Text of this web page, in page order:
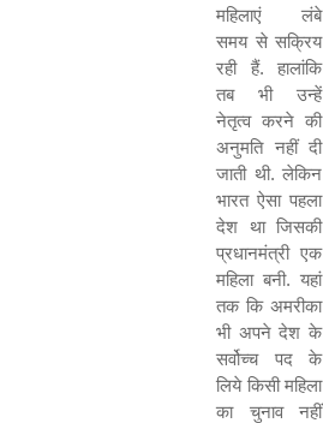
महिलाएं लंबे
समय से सक्रिय
रही हैं. हालांकि
तब भी उन्हें
नेतृत्व करने की
अनुमति नहीं दी
जाती थी. लेकिन
भारत ऐसा पहला
देश था जिसकी
प्रधानमंत्री एक
महिला बनी. यहां
तक कि अमरीका
भी अपने देश के
सर्वोच्च पद के
लिये किसी महिला
का चुनाव नहीं